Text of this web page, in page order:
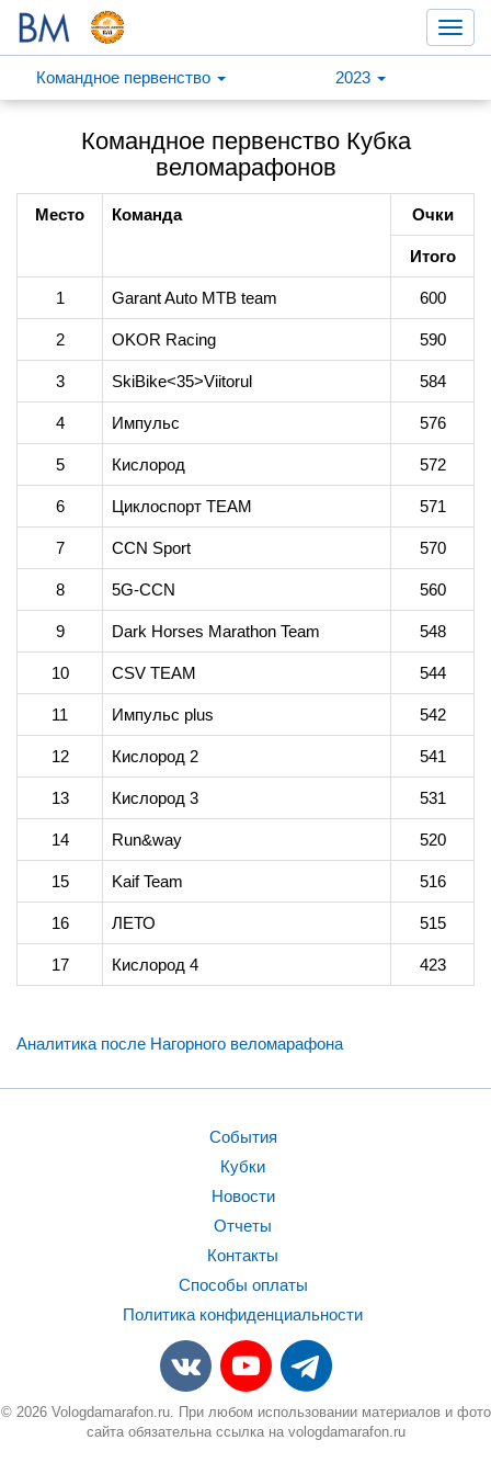
Командное первенство
2023
Командное первенство Кубка
веломарафонов
Место Команда Очки
Итого
1 Garant Auto MTB team 600
2 OKOR Racing 590
3 SkiBike<35>Viitorul 584
4 Импульс 576
5 Кислород 572
6 Циклоспорт TEAM 571
7 CCN Sport 570
8 5G-CCN 560
9 Dark Horses Marathon Team 548
10 CSV TEAM 544
11 Импульс plus 542
12 Кислород 2 541
13 Кислород 3 531
14 Run&way 520
15 Kaif Team 516
16 ЛЕТО 515
17 Кислород 4 423
Аналитика после Нагорного веломарафона
События
Кубки
Новости
Отчеты
Контакты
Способы оплаты
Политика конфиденциальности
© 2026 Vologdamarafon.ru. При любом использовании материалов и фото
сайта обязательна ссылка на vologdamarafon.ru